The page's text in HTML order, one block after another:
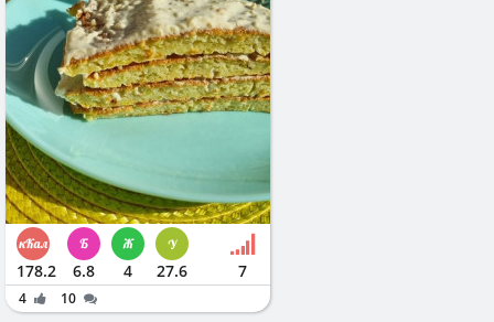
178.2 6.8 4 27.6 7
4
10